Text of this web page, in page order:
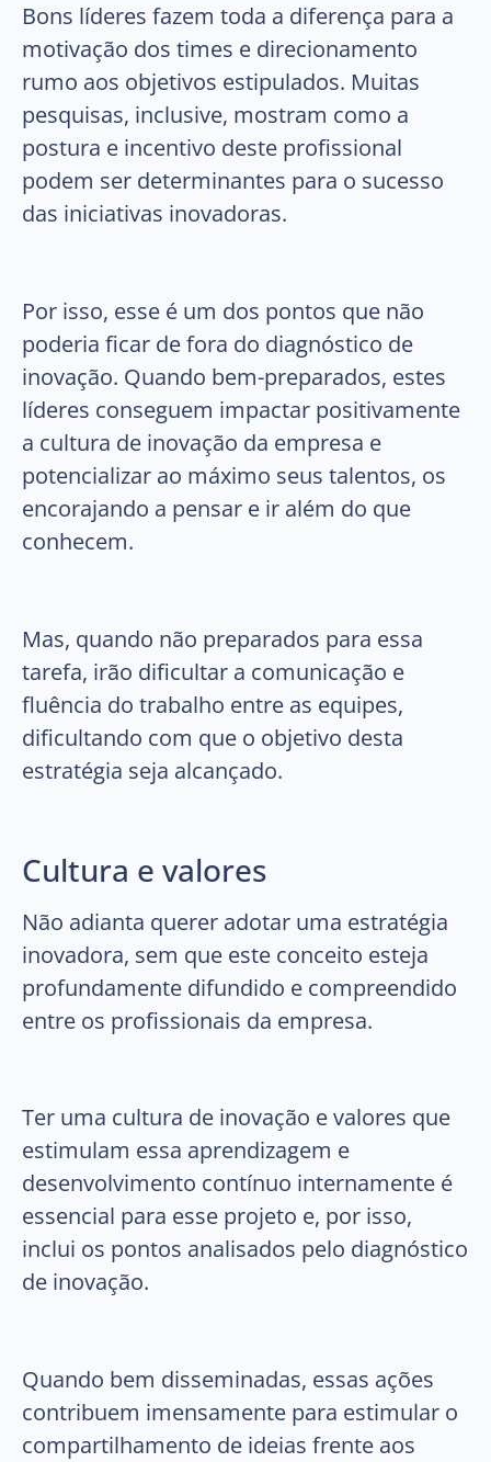
Bons líderes fazem toda a diferença para a
motivação dos times e direcionamento
rumo aos objetivos estipulados. Muitas
pesquisas, inclusive, mostram como a
postura e incentivo deste profissional
podem ser determinantes para o sucesso
das iniciativas inovadoras.
Por isso, esse é um dos pontos que não
poderia ficar de fora do diagnóstico de
inovação. Quando bem-preparados, estes
líderes conseguem impactar positivamente
a cultura de inovação da empresa e
potencializar ao máximo seus talentos, os
encorajando a pensar e ir além do que
conhecem.
Mas, quando não preparados para essa
tarefa, irão dificultar a comunicação e
fluência do trabalho entre as equipes,
dificultando com que o objetivo desta
estratégia seja alcançado.
Cultura e valores
Não adianta querer adotar uma estratégia
inovadora, sem que este conceito esteja
profundamente difundido e compreendido
entre os profissionais da empresa.
Ter uma cultura de inovação e valores que
estimulam essa aprendizagem e
desenvolvimento contínuo internamente é
essencial para esse projeto e, por isso,
inclui os pontos analisados pelo diagnóstico
de inovação.
Quando bem disseminadas, essas ações
contribuem imensamente para estimular o
compartilhamento de ideias frente aos